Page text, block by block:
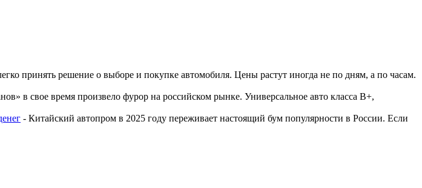
принять решение о выборе и покупке автомобиля. Цены растут иногда не по дням, а по часам.
в свое время произвело фурор на российском рынке. Универсальное авто класса B+,
- Китайский автопром в 2025 году переживает настоящий бум популярности в России. Если